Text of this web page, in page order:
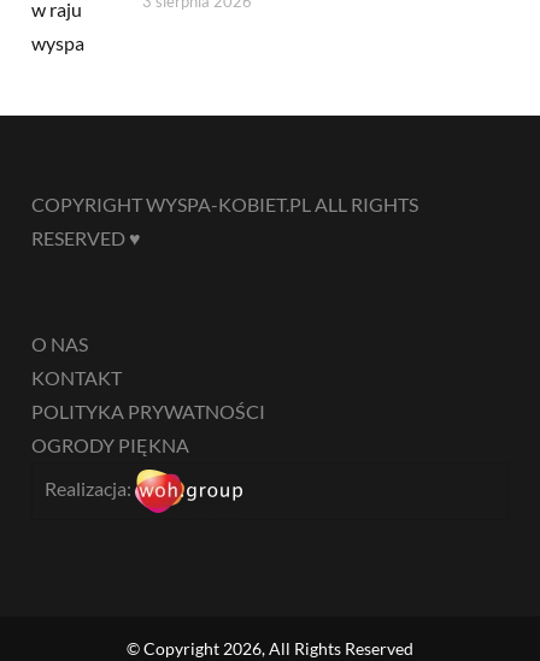
COPYRIGHT WYSPA-KOBIET.PL ALL RIGHTS
RESERVED ♥
O NAS
KONTAKT
POLITYKA PRYWATNOŚCI
OGRODY PIĘKNA
Realizacja:
© Copyright 2026, All Rights Reserved